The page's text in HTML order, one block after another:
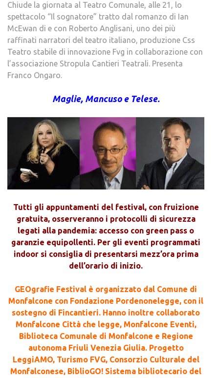
Chiude la giornata al Teatro Comunale, alle 21, lo
spettacolo “Il sognatore” tratto dal romanzo di Ian
McEwan di e con Roberto Anglisani, uno dei più
raffinati narratori del teatro italiano, produzione Css
Teatro stabile di innovazione Fvg in collaborazione con
l’associazione Stropula Cantieri Teatrali. Presenta
Franco Ongaro.
Maglie, Mancuso e Telese.
Tutti gli appuntamenti del festival, con fruizione
gratuita, osserveranno i protocolli di sicurezza
legati alla pandemia: accesso con green pass o
garanzie equipollenti. Per gli eventi programmati
indoor si consiglia di presentarsi mezz’ora prima
dell’orario di inizio.
GEOgrafie Festival è organizzato dal Comune di
Monfalcone con Fondazione Pordenonelegge, con il
sostegno di Fincantieri. Hanno inoltre collaborato
Monfalcone Città che legge, Monfalcone Eventi,
Biblioteca Comunale di Monfalcone e Regione
autonoma Friuli Venezia Giulia. Progetto
LeggiAMO, Turismo FVG, Consorzio Culturale del
Monfalconese, BiblioGO! Sistema bibliotecario del